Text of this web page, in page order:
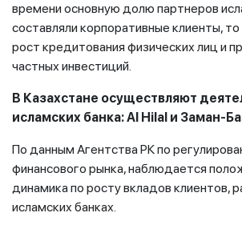
времени основную долю партнеров
составляли корпоративные клиенты,
рост кредитования физических лиц и
частных инвестиций.
В Казахстане осуществляют
исламских банка: Al Hilal и Заман-
По данным Агентства РК по
финансового рынка, наблюдается
динамика по росту вкладов клиентов,
исламских банках.